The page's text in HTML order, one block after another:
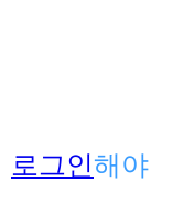
로그인해야